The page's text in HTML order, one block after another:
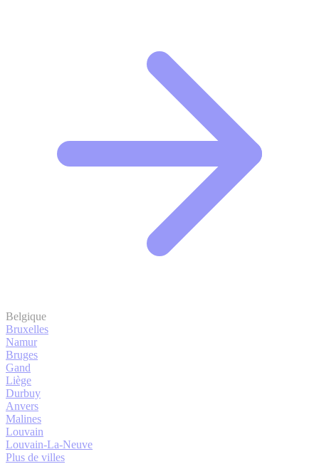
Belgique
Bruxelles
Namur
Bruges
Gand
Liège
Durbuy
Anvers
Malines
Louvain
Louvain-La-Neuve
Plus de villes